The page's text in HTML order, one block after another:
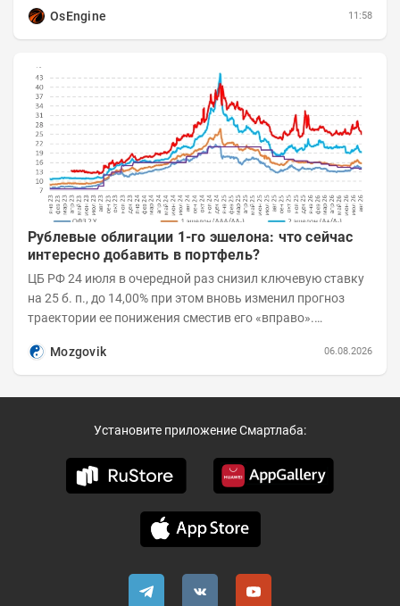
OsEngine
11:58
Рублевые облигации 1-го эшелона: что сейчас
интересно добавить в портфель?
ЦБ РФ 24 июля в очередной раз снизил ключевую ставку
на 25 б. п., до 14,00% при этом вновь изменил прогноз
траектории ее понижения сместив его «вправо».
Mozgovik
06.08.2026
Установите приложение Смартлаба: